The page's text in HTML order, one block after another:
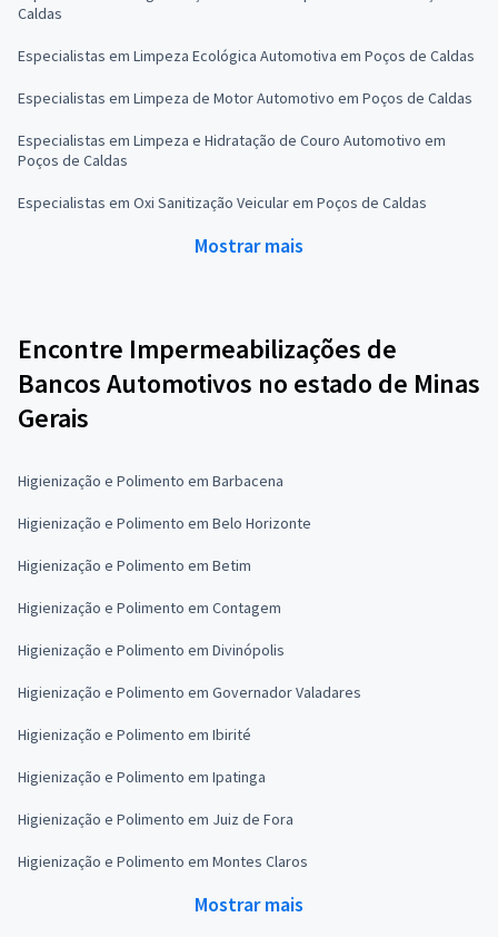
Caldas
Especialistas em Limpeza Ecológica Automotiva em Poços de Caldas
Especialistas em Limpeza de Motor Automotivo em Poços de Caldas
Especialistas em Limpeza e Hidratação de Couro Automotivo em
Poços de Caldas
Especialistas em Oxi Sanitização Veicular em Poços de Caldas
Mostrar mais
Encontre Impermeabilizações de
Bancos Automotivos no estado de Minas
Gerais
Higienização e Polimento em Barbacena
Higienização e Polimento em Belo Horizonte
Higienização e Polimento em Betim
Higienização e Polimento em Contagem
Higienização e Polimento em Divinópolis
Higienização e Polimento em Governador Valadares
Higienização e Polimento em Ibirité
Higienização e Polimento em Ipatinga
Higienização e Polimento em Juiz de Fora
Higienização e Polimento em Montes Claros
Mostrar mais